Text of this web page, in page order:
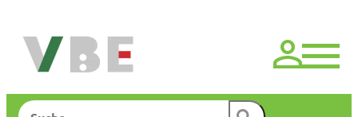
springen
Suchen